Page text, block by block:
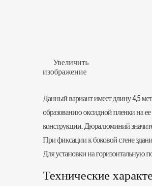
Увеличить
изображение
Данный вариант имеет длину 4,5
образованию оксидной пленки на
конструкции. Дюралюминий
При фиксации к боковой стене
Для установки на горизонтальную
Технические